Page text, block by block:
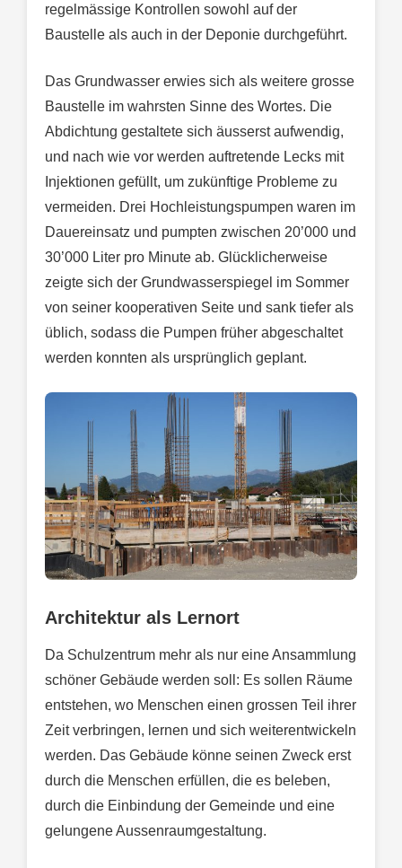
regelmässige Kontrollen sowohl auf der
Baustelle als auch in der Deponie durchgeführt.
Das Grundwasser erwies sich als weitere grosse
Baustelle im wahrsten Sinne des Wortes. Die
Abdichtung gestaltete sich äusserst aufwendig,
und nach wie vor werden auftretende Lecks mit
Injektionen gefüllt, um zukünftige Probleme zu
vermeiden. Drei Hochleistungspumpen waren im
Dauereinsatz und pumpten zwischen 20’000 und
30’000 Liter pro Minute ab. Glücklicherweise
zeigte sich der Grundwasserspiegel im Sommer
von seiner kooperativen Seite und sank tiefer als
üblich, sodass die Pumpen früher abgeschaltet
werden konnten als ursprünglich geplant.
Architektur als Lernort
Da Schulzentrum mehr als nur eine Ansammlung
schöner Gebäude werden soll: Es sollen Räume
entstehen, wo Menschen einen grossen Teil ihrer
Zeit verbringen, lernen und sich weiterentwickeln
werden. Das Gebäude könne seinen Zweck erst
durch die Menschen erfüllen, die es beleben,
durch die Einbindung der Gemeinde und eine
gelungene Aussenraumgestaltung.